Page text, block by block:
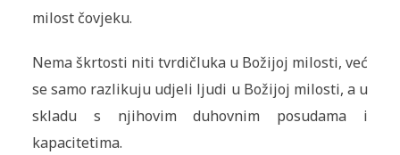
milost čovjeku.
Nema škrtosti niti tvrdičluka u Božijoj milosti, već
se samo razlikuju udjeli ljudi u Božijoj milosti, a u
skladu s njihovim duhovnim posudama i
kapacitetima.